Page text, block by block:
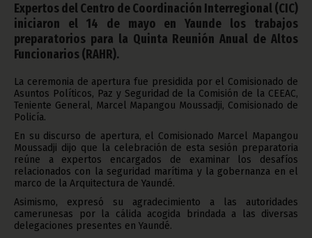
Expertos del Centro de Coordinación Interregional (CIC)
iniciaron el 14 de mayo en Yaunde los trabajos
preparatorios para la Quinta Reunión Anual de Altos
Funcionarios (RAHR).
La ceremonia de apertura fue presidida por el Comisionado de
Asuntos Políticos, Paz y Seguridad de la Comisión de la CEEAC,
Teniente General, Marcel Mapangou Moussadji, Comisionado de
Policía.
En su discurso de apertura, el Comisionado Marcel Mapangou
Moussadji dijo que la celebración de esta sesión preparatoria
reúne a expertos encargados de examinar los desafíos
relacionados con la seguridad marítima y la gobernanza en el
marco de la Arquitectura de Yaundé.
Asimismo, expresó su agradecimiento a las autoridades
camerunesas por la cálida acogida brindada a las diversas
delegaciones presentes en Yaundé.